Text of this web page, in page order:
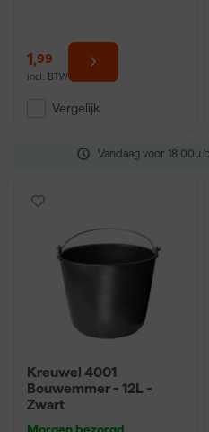
Vandaag voor 18:00u
1,99
incl. BTW
Vergelijk
Kreuwel 4001
Bouwemmer - 12L -
Zwart